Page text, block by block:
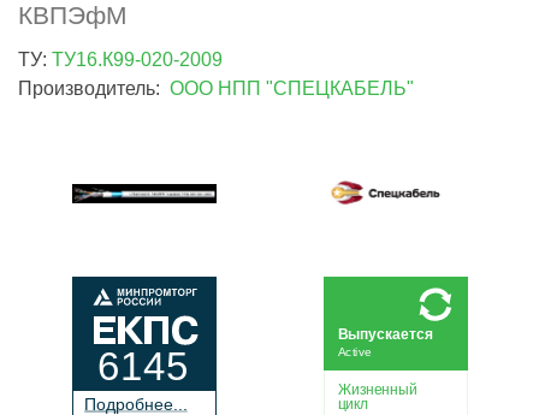
КВПЭфМ
ТУ: ТУ16.К99-020-2009
Производитель: ООО НПП "СПЕЦКАБЕЛЬ"
Подробнее...
6145
Жизненный
цикл
Active
Выпускается